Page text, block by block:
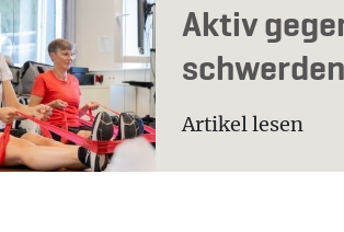
Ak­tiv
Artikel lesen